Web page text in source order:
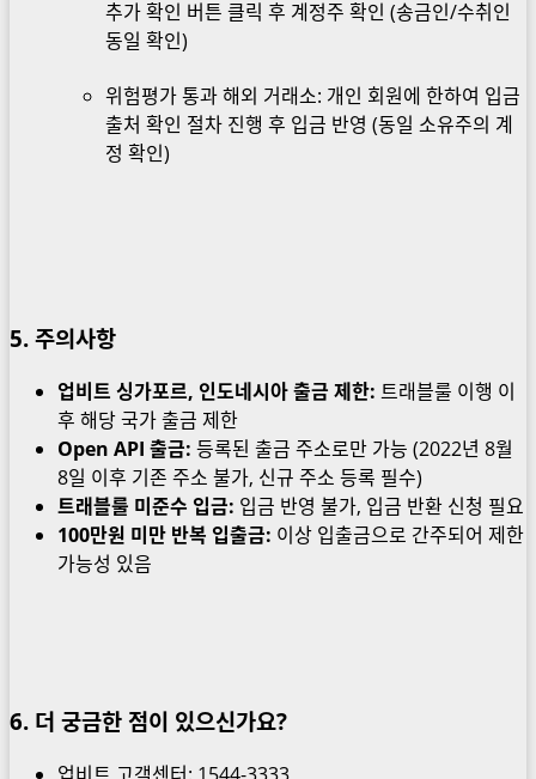
추가 확인 버튼 클릭 후 계정주 확인 (송금인/수취인
동일 확인)
위험평가 통과 해외 거래소: 개인 회원에 한하여 입금
출처 확인 절차 진행 후 입금 반영 (동일 소유주의 계
정 확인)
5. 주의사항
업비트 싱가포르, 인도네시아 출금 제한: 트래블룰 이행 이
후 해당 국가 출금 제한
Open API 출금: 등록된 출금 주소로만 가능 (2022년 8월
8일 이후 기존 주소 불가, 신규 주소 등록 필수)
트래블룰 미준수 입금: 입금 반영 불가, 입금 반환 신청 필요
100만원 미만 반복 입출금: 이상 입출금으로 간주되어 제한
가능성 있음
6. 더 궁금한 점이 있으신가요?